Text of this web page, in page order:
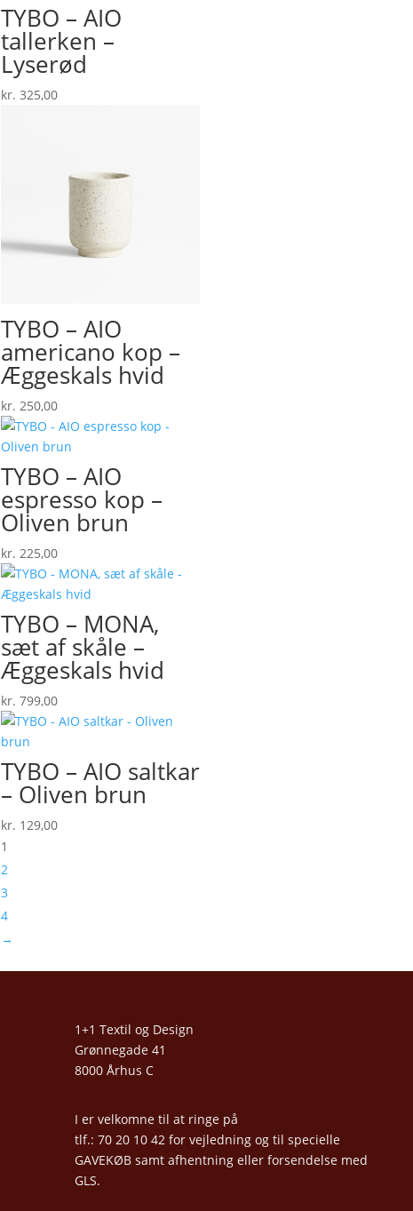
TYBO – AIO
tallerken –
Lyserød
kr. 325,00
TYBO – AIO
americano kop –
Æggeskals hvid
kr. 250,00
TYBO – AIO
espresso kop –
Oliven brun
kr. 225,00
TYBO – MONA,
sæt af skåle –
Æggeskals hvid
kr. 799,00
TYBO – AIO saltkar
– Oliven brun
kr. 129,00
1
2
3
4
→
1+1 Textil og Design
Grønnegade 41
8000 Århus C
I er velkomne til at ringe på
tlf.: 70 20 10 42 for vejledning og til specielle
GAVEKØB samt afhentning eller forsendelse med
GLS.